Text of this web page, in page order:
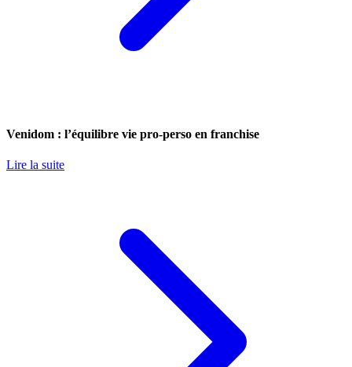
Venidom : l’équilibre vie pro-perso en franchise
Lire la suite